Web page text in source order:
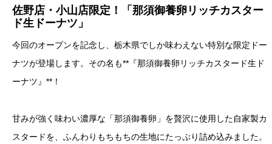
佐野店・小山店限定！「那須御養卵リッチカスター
ド生ドーナツ」
今回のオープンを記念し、栃木県でしか味わえない特別な限定ドー
ナツが登場します。その名も**『那須御養卵リッチカスタード生ド
ーナツ』**！
甘みが強く味わい濃厚な「那須御養卵」を贅沢に使用した自家製カ
スタードを、ふんわりもちもちの生地にたっぷり詰め込みました。